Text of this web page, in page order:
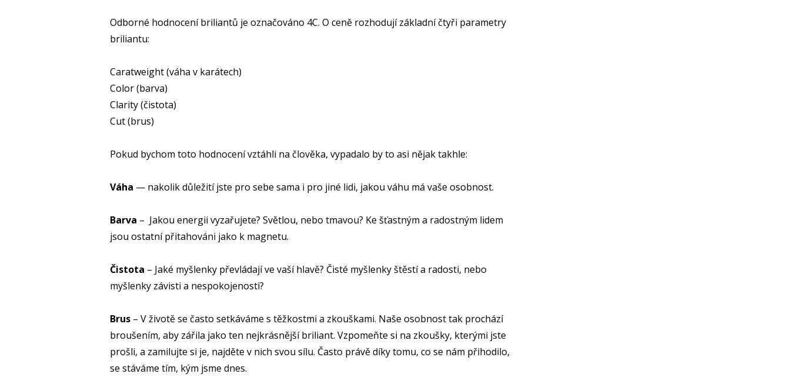
Odborné hodnocení briliantů je označováno 4C. O ceně rozhodují základní čtyři parametry
briliantu:
Caratweight (váha v karátech)
Color (barva)
Clarity (čistota)
Cut (brus)
Pokud bychom toto hodnocení vztáhli na člověka, vypadalo by to asi nějak takhle:
Váha — nakolik důležití jste pro sebe sama i pro jiné lidi, jakou váhu má vaše osobnost.
Barva – Jakou energii vyzařujete? Světlou, nebo tmavou? Ke šťastným a radostným lidem
jsou ostatní přitahováni jako k magnetu.
Čistota – Jaké myšlenky převládají ve vaší hlavě? Čisté myšlenky štěstí a radosti, nebo
myšlenky závisti a nespokojenosti?
Brus – V životě se často setkáváme s těžkostmi a zkouškami. Naše osobnost tak prochází
broušením, aby zářila jako ten nejkrásnější briliant. Vzpomeňte si na zkoušky, kterými jste
prošli, a zamilujte si je, najděte v nich svou sílu. Často právě díky tomu, co se nám přihodilo,
se stáváme tím, kým jsme dnes.